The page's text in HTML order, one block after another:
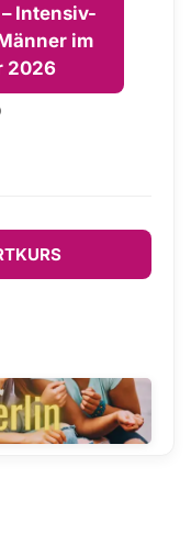
Intensiv-
im
2026